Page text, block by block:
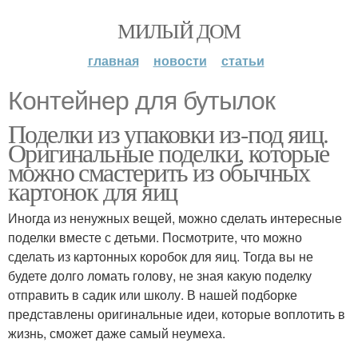
МИЛЫЙ ДОМ
главная новости статьи
Контейнер для бутылок
Поделки из упаковки из-под яиц.
Оригинальные поделки, которые
можно смастерить из обычных
картонок для яиц
Иногда из ненужных вещей, можно сделать интересные
поделки вместе с детьми. Посмотрите, что можно
сделать из картонных коробок для яиц. Тогда вы не
будете долго ломать голову, не зная какую поделку
отправить в садик или школу. В нашей подборке
представлены оригинальные идеи, которые воплотить в
жизнь, сможет даже самый неумеха.